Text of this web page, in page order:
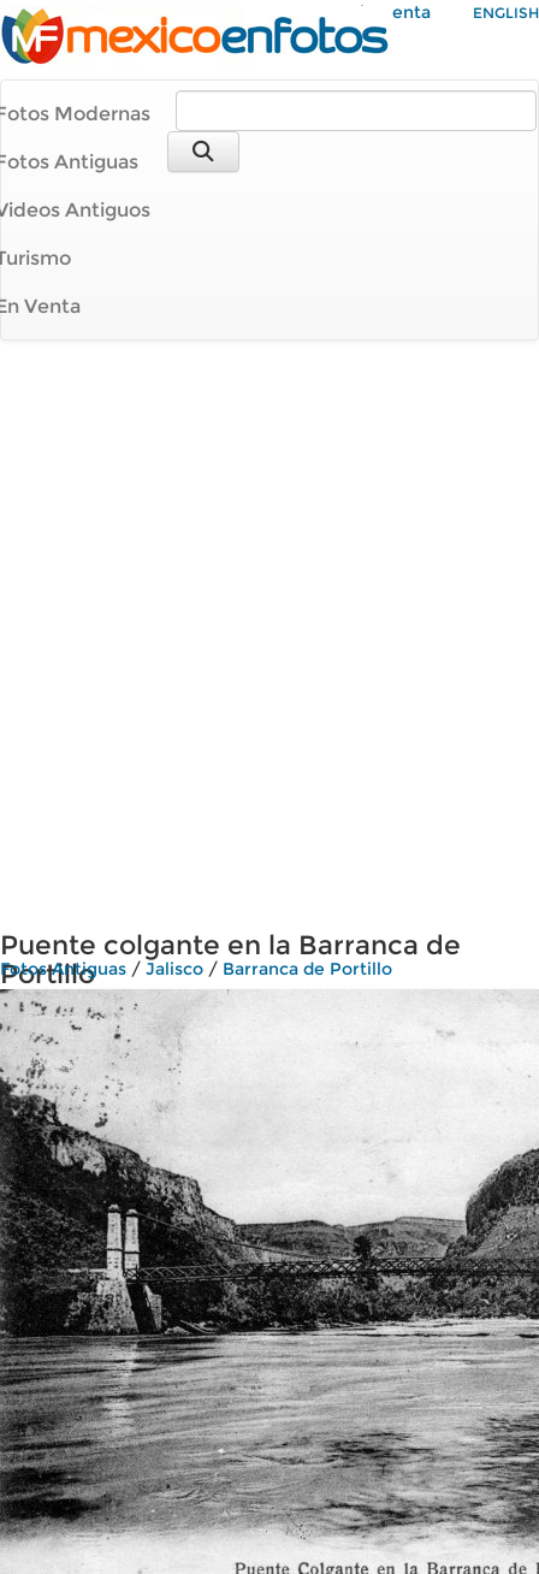
Mi Cuenta ENGLISH
Modernas
Antiguas
Antiguos
Venta
Puente colgante en la Barranca de
Portillo
Fotos Antiguas / Jalisco / Barranca de Portillo